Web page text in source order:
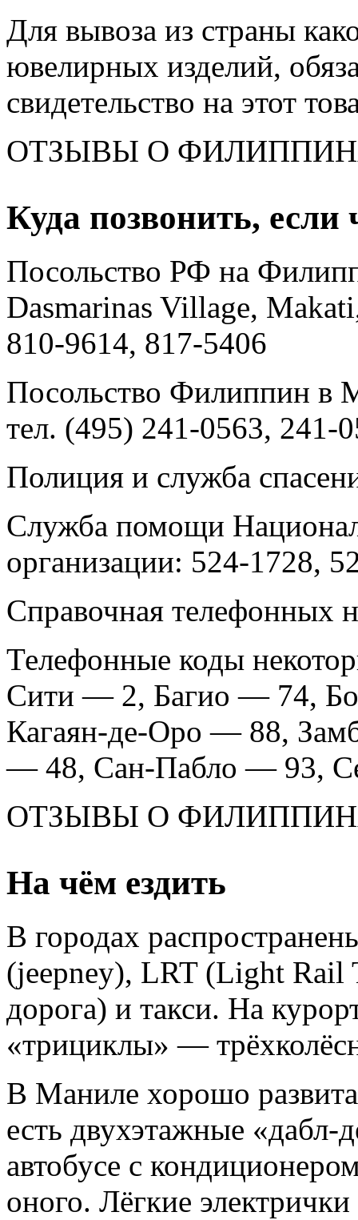
Для вывоза из страны
ювелирных изделий,
свидетельство на этот
ОТЗЫВЫ О
Куда позвонить, если
Посольство РФ на
Dasmarinas Village,
810-9614, 817-5406
Посольство Филиппин в
тел. (495) 241-0563, 241-
Полиция и служба
Служба помощи
организации: 524-1728,
Справочная телефонных
Телефонные коды
Сити — 2, Багио — 74,
Кагаян-де-Оро — 88,
— 48, Сан-Пабло — 93,
ОТЗЫВЫ О
На чём ездить
В городах
(jeepney), LRT (Light Rail
дорога) и такси. На
«трициклы» —
В Маниле хорошо развита
есть двухэтажные «дабл-
автобусе с
оного. Лёгкие